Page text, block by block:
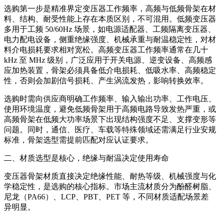
选购第一步是精准界定变压器工作频率，高频与低频骨架在材
料、结构、耐受性能上存在本质区别，不可混用。低频变压器
多用于工频 50/60Hz 场景，如电源适配器、工频隔离变压器、
电力配电设备，侧重绝缘强度、机械承重与耐温稳定性，对材
料介电损耗要求相对宽松。高频变压器工作频率通常在几十
kHz 至 MHz 级别，广泛应用于开关电源、逆变设备、高频感
应加热装置，骨架必须具备低介电损耗、低吸水率、高频稳定
性，否则会加剧信号损耗、产生涡流发热，影响转换效率。
选购时需向供应商明确工作频率、输入输出功率、工作电压、
使用环境温度，避免低频骨架用于高频电路导致发热严重，或
高频骨架在低频大功率场景下出现结构强度不足、支撑变形等
问题。同时，通信、医疗、车载等特殊领域还需满足行业安规
标准，骨架选型需提前匹配对应认证要求。
二、材质选型是核心，绝缘与耐温决定使用寿命
变压器骨架材质直接决定绝缘性能、耐热等级、机械强度与化
学稳定性，是选购的核心指标。市场主流材质分为酚醛树脂、
尼龙（PA66）、LCP、PBT、PET 等，不同材质适配场景差
异明显。